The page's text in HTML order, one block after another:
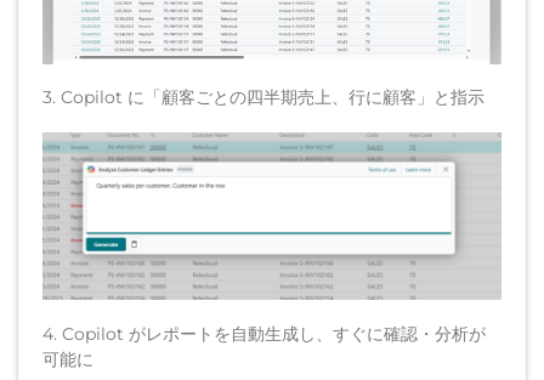
3. Copilot に「顧客ごとの四半期売上、行に顧客」と指示
4. Copilot がレポートを自動生成し、すぐに確認・分析が
可能に